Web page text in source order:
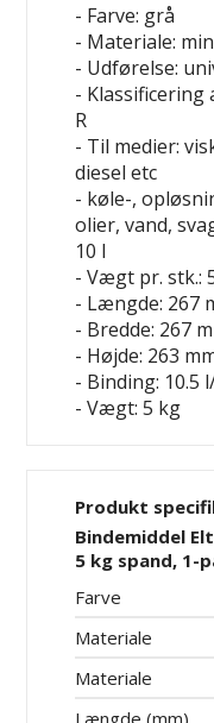
- Farve: grå
- Materiale:
- Udførelse:
- Klassificering
R
- Til medier:
diesel etc
- køle-,
olier, vand,
10 l
- Vægt pr. stk.:
- Længde: 267
- Bredde: 267
- Højde: 263
- Binding: 10.5
- Vægt: 5 kg
Produkt
Bindemiddel
5 kg spand, 1-
Farve
Materiale
Materiale
Længde (mm)